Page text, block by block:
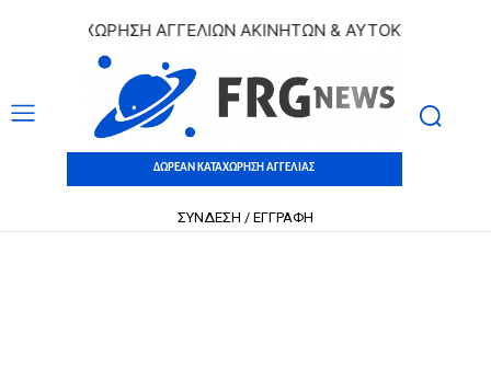
ΚΑΤΑΧΩΡΗΣΗ ΑΓΓΕΛΙΩΝ ΑΚΙΝΗΤΩΝ & ΑΥΤΟΚΙΝΗΤΩΝ |
ΔΩΡΕΑΝ ΚΑΤΑΧΩΡΗΣΗ ΑΓΓΕΛΙΑΣ
ΣΥΝΔΕΣΗ / ΕΓΓΡΑΦΗ